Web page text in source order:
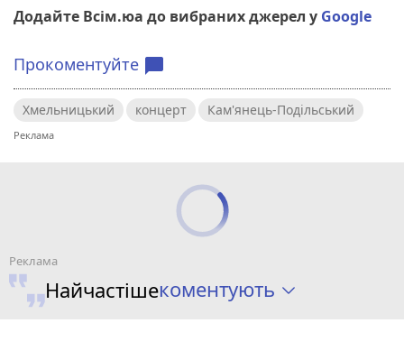
Додайте Всім.юа до вибраних джерел у Google
Прокоментуйте chat_bubble
Хмельницький концерт Кам'янець-Подільський
Найчастішекоментують